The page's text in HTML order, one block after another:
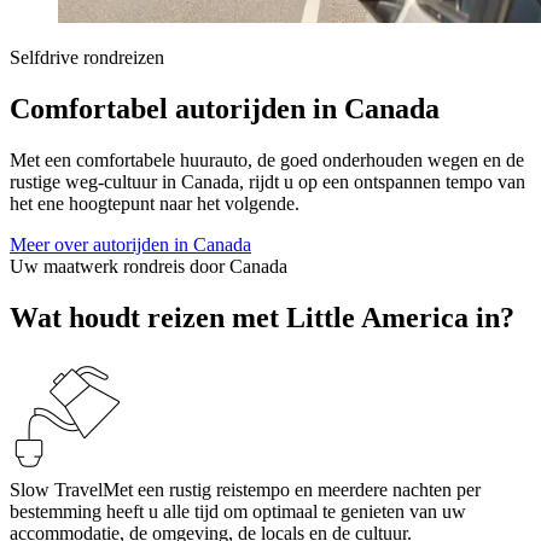
Selfdrive rondreizen
Comfortabel autorijden in Canada
Met een comfortabele huurauto, de goed onderhouden wegen en de
rustige weg-cultuur in Canada, rijdt u op een ontspannen tempo van
het ene hoogtepunt naar het volgende.
Meer over autorijden in Canada
Uw maatwerk rondreis door Canada
Wat houdt reizen met Little America in?
Slow TravelMet een rustig reistempo en meerdere nachten per
bestemming heeft u alle tijd om optimaal te genieten van uw
accommodatie, de omgeving, de locals en de cultuur.